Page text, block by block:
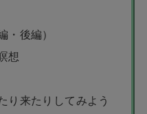
・後編）
想
り来たりしてみよう